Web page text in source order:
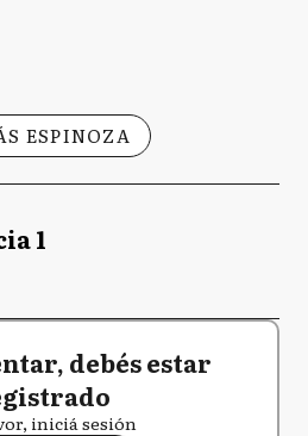
ESPINOZA
1
debés estar
iniciá sesión